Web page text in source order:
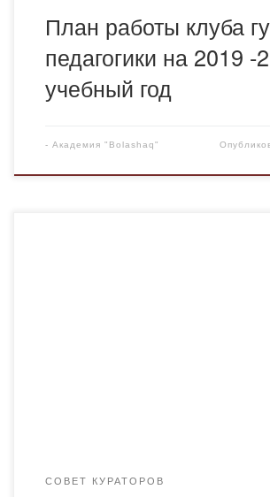
План работы клуба
педагогики на 2019 -
учебный год
- Академия "Bolashaq"
СОВЕТ КУРАТОРОВ